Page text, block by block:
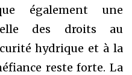
également une
des droits au
hydrique et à la
reste forte. La